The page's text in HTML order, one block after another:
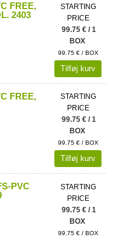
FREE,
2403
STARTING
PRICE
99.75 € / 1
BOX
99.75 € / BOX
Tilføj kurv
FREE,
STARTING
PRICE
99.75 € / 1
BOX
99.75 € / BOX
Tilføj kurv
PVC
STARTING
PRICE
99.75 € / 1
BOX
99.75 € / BOX